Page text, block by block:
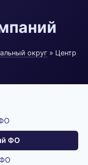
округ » Центр
ФО